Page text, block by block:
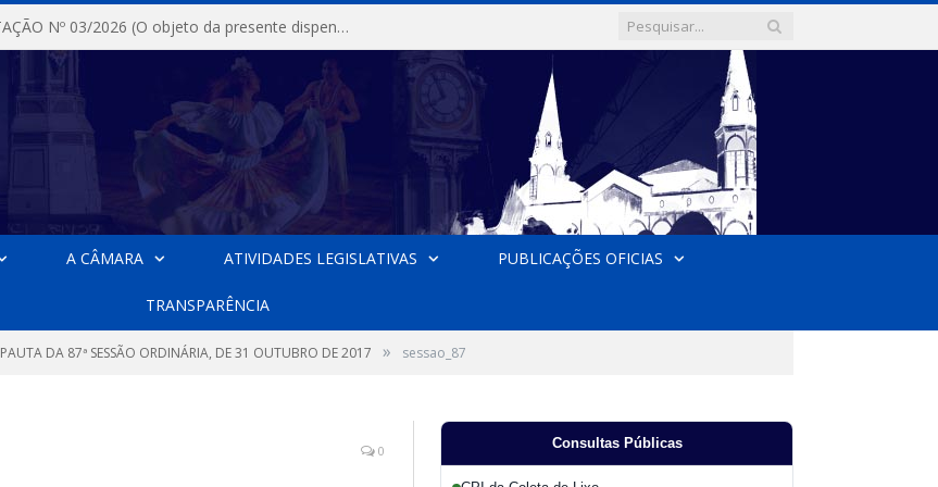
DISPENSA DE LICITAÇÃO Nº 03/2026 (O objeto da presente dispensa é a escolha da proposta mais vantajosa para a aquisição, de aparelhos de ar condicionado, tipo Split, com material de instalação e fogão industrial, conforme condições, quantidades e exigências estabelecidas no termo de referencia e neste aviso de contratação direta e seus anexos)
A CÂMARA ATIVIDADES LEGISLATIVAS PUBLICAÇÕES OFICIAS
TRANSPARÊNCIA
PAUTA DA 87ª SESSÃO ORDINÁRIA, DE 31 OUTUBRO DE 2017 » sessao_87
0 Consultas Públicas